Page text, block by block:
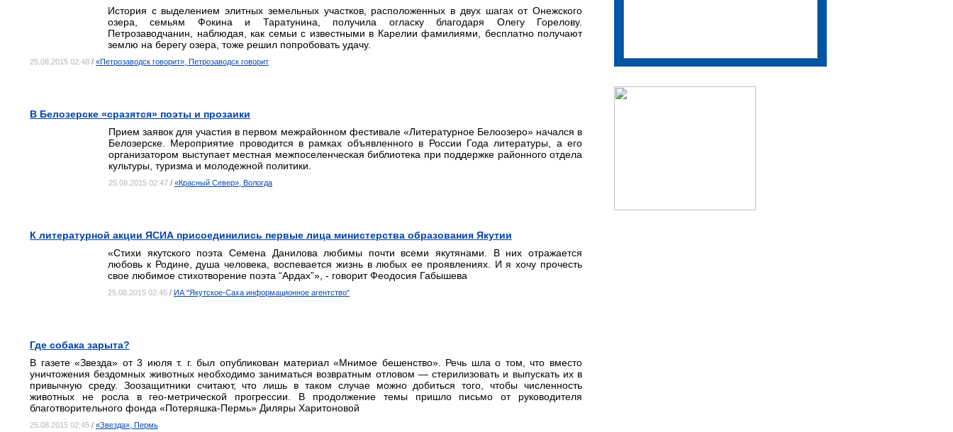
История с выделением элитных земельных участков, расположенных в двух шагах от Онежского
озера, семьям Фокина и Таратунина, получила огласку благодаря Олегу Горелову.
Петрозаводчанин, наблюдая, как семьи с известными в Карелии фамилиями, бесплатно получают
землю на берегу озера, тоже решил попробовать удачу.
25.08.2015 02:48 / «Петрозаводск говорит», Петрозаводск говорит
В Белозерске «сразятся» поэты и прозаики
Прием заявок для участия в первом межрайонном фестивале «Литературное Белоозеро» начался в
Белозерске. Мероприятие проводится в рамках объявленного в России Года литературы, а его
организатором выступает местная межпоселенческая библиотека при поддержке районного отдела
культуры, туризма и молодежной политики.
25.08.2015 02:47 / «Красный Север», Вологда
К литературной акции ЯСИА присоединились первые лица министерства образования Якутии
«Стихи якутского поэта Семена Данилова любимы почти всеми якутянами. В них отражается
любовь к Родине, душа человека, воспевается жизнь в любых ее проявлениях. И я хочу прочесть
свое любимое стихотворение поэта “Ардах”», - говорит Феодосия Габышева
25.08.2015 02:45 / ИА "Якутское-Саха информационное агентство"
Где собака зарыта?
В газете «Звезда» от 3 июля т. г. был опубликован материал «Мнимое бешенство». Речь шла о том, что вместо
уничтожения бездомных животных необходимо заниматься возвратным отловом — стерилизовать и выпускать их в
привычную среду. Зоозащитники считают, что лишь в таком случае можно добиться того, чтобы численность
животных не росла в гео-метрической прогрессии. В продолжение темы пришло письмо от руководителя
благотворительного фонда «Потеряшка-Пермь» Диляры Харитоновой
25.08.2015 02:45 / «Звезда», Пермь